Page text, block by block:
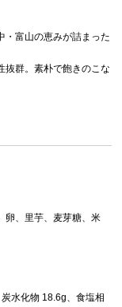
・富山の恵みが詰まった
抜群。素朴で飽きのこな
卵、里芋、麦芽糖、米
水化物 18.6g、食塩相